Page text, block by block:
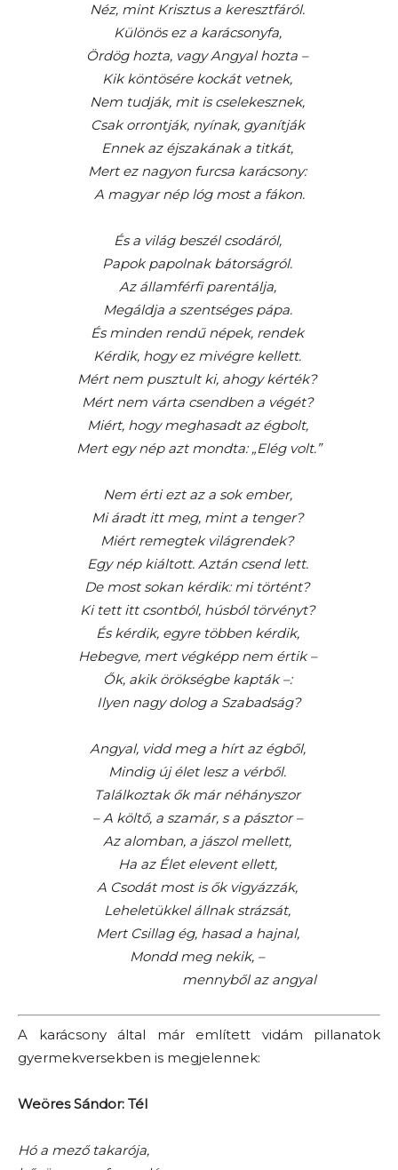
Néz, mint Krisztus a keresztfáról.
Különös ez a karácsonyfa,
Ördög hozta, vagy Angyal hozta –
Kik köntösére kockát vetnek,
Nem tudják, mit is cselekesznek,
Csak orrontják, nyínak, gyanítják
Ennek az éjszakának a titkát,
Mert ez nagyon furcsa karácsony:
A magyar nép lóg most a fákon.
És a világ beszél csodáról,
Papok papolnak bátorságról.
Az államférfi parentálja,
Megáldja a szentséges pápa.
És minden rendű népek, rendek
Kérdik, hogy ez mivégre kellett.
Mért nem pusztult ki, ahogy kérték?
Mért nem várta csendben a végét?
Miért, hogy meghasadt az égbolt,
Mert egy nép azt mondta: „Elég volt.”
Nem érti ezt az a sok ember,
Mi áradt itt meg, mint a tenger?
Miért remegtek világrendek?
Egy nép kiáltott. Aztán csend lett.
De most sokan kérdik: mi történt?
Ki tett itt csontból, húsból törvényt?
És kérdik, egyre többen kérdik,
Hebegve, mert végképp nem értik –
Ők, akik örökségbe kapták –:
Ilyen nagy dolog a Szabadság?
Angyal, vidd meg a hírt az égből,
Mindig új élet lesz a vérből.
Találkoztak ők már néhányszor
– A költő, a szamár, s a pásztor –
Az alomban, a jászol mellett,
Ha az Élet elevent ellett,
A Csodát most is ők vigyázzák,
Leheletükkel állnak strázsát,
Mert Csillag ég, hasad a hajnal,
Mondd meg nekik, –
mennyből az angyal
A karácsony által már említett vidám pillanatok
gyermekversekben is megjelennek:
Weöres Sándor: Tél
Hó a mező takarója,